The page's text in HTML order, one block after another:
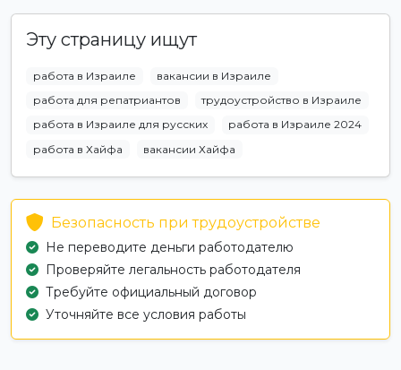
Эту страницу ищут
работа в Израиле
вакансии в Израиле
работа для репатриантов
трудоустройство в Израиле
работа в Израиле для русских
работа в Израиле 2024
работа в Хайфа
вакансии Хайфа
Безопасность при трудоустройстве
Не переводите деньги работодателю
Проверяйте легальность работодателя
Требуйте официальный договор
Уточняйте все условия работы